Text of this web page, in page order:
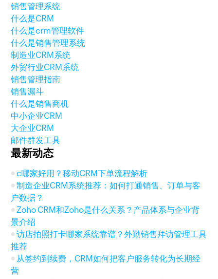
销售管理系统
什么是CRM
什么是crm管理软件
什么是销售管理系统
制造业CRM系统
外贸行业CRM系统
销售管理指南
销售漏斗
什么是销售商机
中小企业CRM
大企业CRM
邮件群发工具
最新动态
c哪家好用？移动CRM下单流程解析
制造企业CRM系统推荐：如何打通销售、订单与客
户数据？
Zoho CRM和Zoho是什么关系？产品体系与企业背
景介绍
访店拍照打卡哪家系统靠谱？外勤销售拜访管理工具
推荐
从签约到续费，CRM如何把客户服务转化为长期经
营